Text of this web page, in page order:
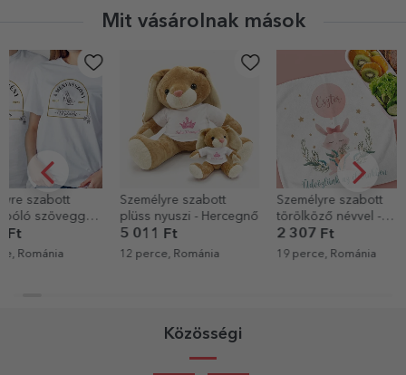
Mit vásárolnak mások
Személyre szabott
plüss nyuszi - Hercegnő
5 011 Ft
12 perce, Románia
Személyre szabott
törölköző névvel -
Üdvözöljük, kislány!
2 307 Ft
19 perce, Románia
Személyre
nyuszi
Szeretlek
5 011 Ft
19 perce,
Közösségi